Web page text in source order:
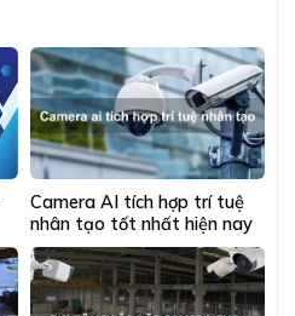
Camera AI tích hợp trí tuệ
nhân tạo tốt nhất hiện nay